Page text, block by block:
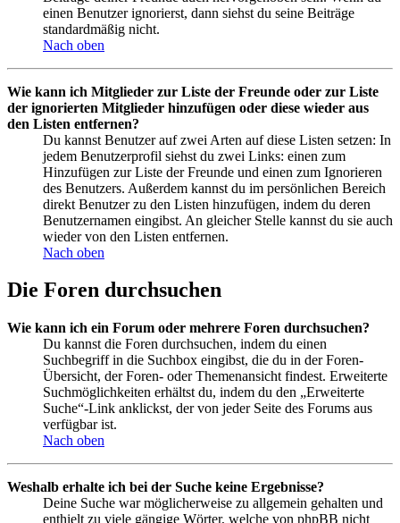
einen Benutzer ignorierst, dann siehst du seine Beiträge
standardmäßig nicht.
Nach oben
Wie kann ich Mitglieder zur Liste der Freunde oder zur Liste
der ignorierten Mitglieder hinzufügen oder diese wieder aus
den Listen entfernen?
Du kannst Benutzer auf zwei Arten auf diese Listen setzen: In
jedem Benutzerprofil siehst du zwei Links: einen zum
Hinzufügen zur Liste der Freunde und einen zum Ignorieren
des Benutzers. Außerdem kannst du im persönlichen Bereich
direkt Benutzer zu den Listen hinzufügen, indem du deren
Benutzernamen eingibst. An gleicher Stelle kannst du sie auch
wieder von den Listen entfernen.
Nach oben
Die Foren durchsuchen
Wie kann ich ein Forum oder mehrere Foren durchsuchen?
Du kannst die Foren durchsuchen, indem du einen
Suchbegriff in die Suchbox eingibst, die du in der Foren-
Übersicht, der Foren- oder Themenansicht findest. Erweiterte
Suchmöglichkeiten erhältst du, indem du den „Erweiterte
Suche“-Link anklickst, der von jeder Seite des Forums aus
verfügbar ist.
Nach oben
Weshalb erhalte ich bei der Suche keine Ergebnisse?
Deine Suche war möglicherweise zu allgemein gehalten und
enthielt zu viele gängige Wörter, welche von phpBB nicht